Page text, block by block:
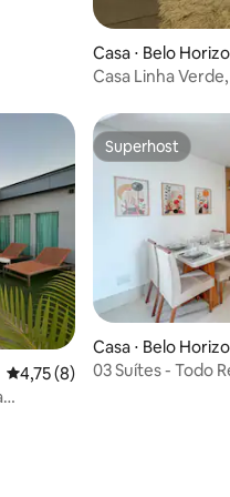
Casa ⋅ Belo
Casa Linha Verde, ambiente tranquilo e
4,75 de uma avaliação média
4,75 (8)
Superhost
Superhost
Casa ⋅ Belo
03 Suítes - Todo